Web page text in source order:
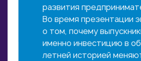
реального бизнеса.
о структуре программ,
лучших инвестиций
как программы с 37-